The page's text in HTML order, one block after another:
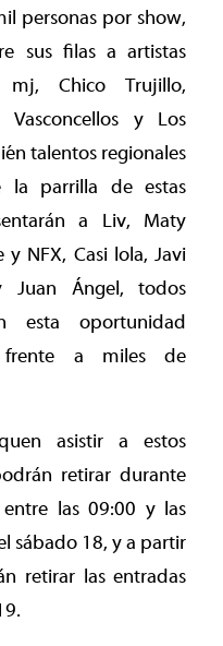
personas por show,
sus filas a artistas
mj, Chico Trujillo,
y Los
talentos regionales
la parrilla de estas
a Liv, Maty
y NFX, Casi lola, Javi
Juan Ángel, todos
esta oportunidad
frente a miles de
asistir a estos
retirar durante
las 09:00 y las
sábado 18, y a partir
retirar las entradas